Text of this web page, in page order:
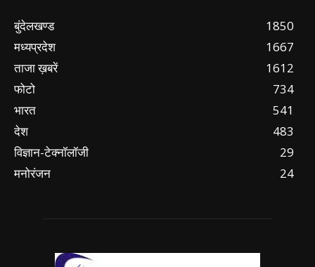
बुंदेलखण्ड
1850
मध्यप्रदेश
1667
ताजा ख़बरें
1612
फोटो
734
भारत
541
देश
483
विज्ञान-टेक्नॉलॉजी
29
मनोरंजन
24